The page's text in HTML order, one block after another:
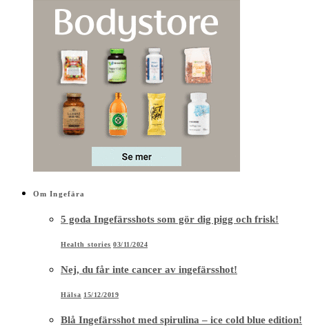
Om Ingefära
5 goda Ingefärsshots som gör dig pigg och frisk!
Health stories 03/11/2024
Nej, du får inte cancer av ingefärsshot!
Hälsa 15/12/2019
Blå Ingefärsshot med spirulina – ice cold blue edition!